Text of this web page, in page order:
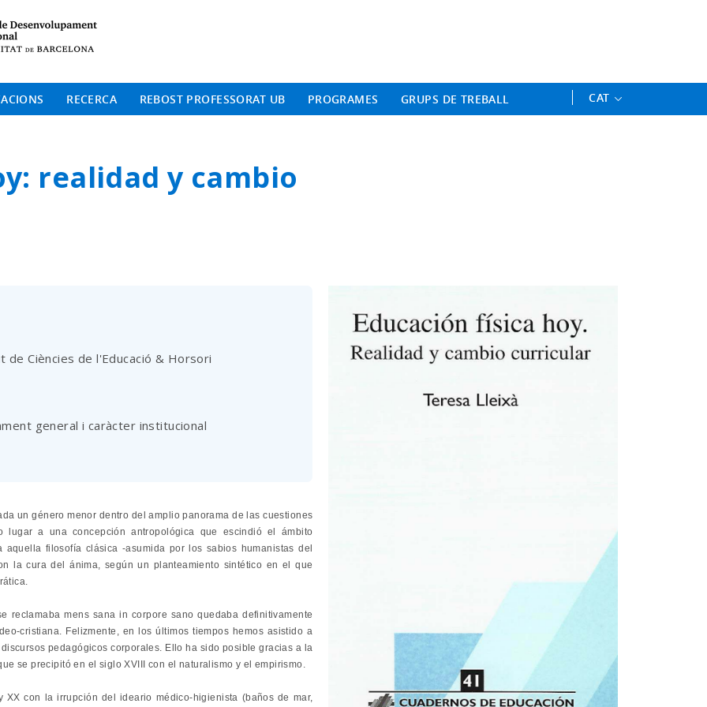
RECERCA REBOST PROFESSORAT UB PROGRAMES GRUPS DE TREBALL CAT
realidad y cambio
Ciències de l'Educació & Horsori
general i caràcter institucional
un género menor dentro del amplio panorama de las cuestiones
lugar a una concepción antropológica que escindió el ámbito
filosofía clásica -asumida por los sabios humanistas del
la cura del ánima, según un planteamiento sintético en el que
mens sana in corpore sano quedaba definitivamente
cristiana. Felizmente, en los últimos tiempos hemos asistido a
pedagógicos corporales. Ello ha sido posible gracias a la
se precipitó en el siglo XVIII con el naturalismo y el empirismo.
con la irrupción del ideario médico-higienista (baños de mar,